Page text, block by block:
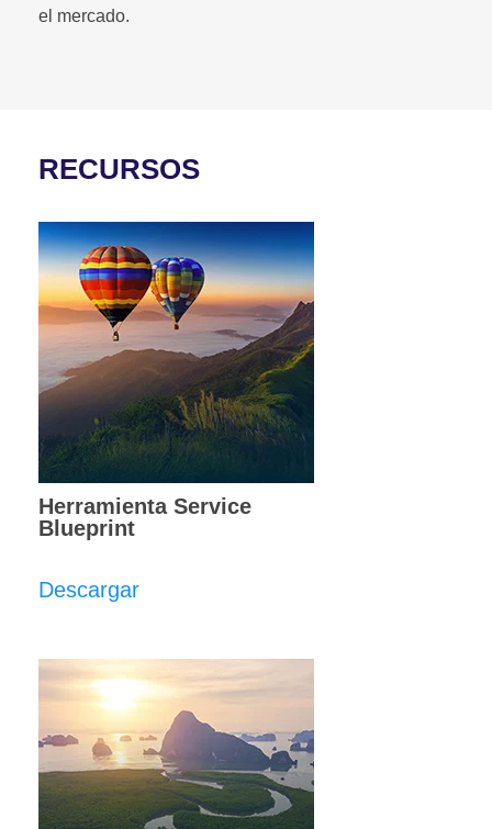
el mercado.
RECURSOS
Herramienta Service
Blueprint
Descargar